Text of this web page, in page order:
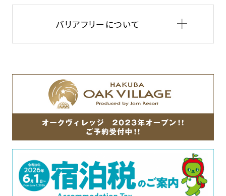
ホテル館内にアルコール消毒液等の設置
ホテル入口、ロビー、ELVホール、WC、レスト
ラン、大浴場等各所に設置
ホテル館内の共用部分のドアノブやELVボタ
ン、手すり等の定期的な消毒
客室清掃
客室清掃の際は十分な換気を行い、ルーム
キーやドアノブの他TVリモコン、電話等のお
客様が手にされる備品の消毒を行い、衛生
管理を徹底
スタッフの取り組み
ウォーターサーバーの設置
ペットボトル廃止に向けた取り組み
全館LED化
廃棄食材の減少に向けた取り組み
地産地消における海洋資源や陸の資源の保
バリアフリーについて
大浴場や客室お風呂用のシャワーチェア
の貸し出し（数に限りがございます）
筆談用のタブレットのご用意
テレビの字幕設定可能なリモコン（全室対
応）